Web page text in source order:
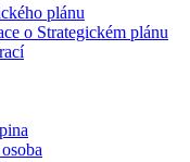
plánu
o Strategickém plánu